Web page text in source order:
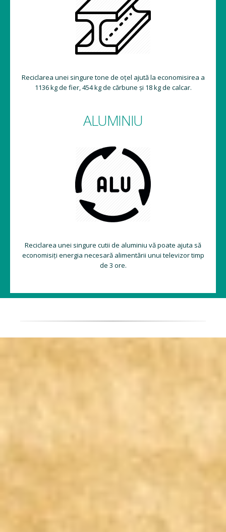
Reciclarea unei singure tone de oțel ajută la economisirea a
1136 kg de fier, 454 kg de cărbune și 18 kg de calcar.
ALUMINIU
Reciclarea unei singure cutii de aluminiu vă poate ajuta să
economisiți energia necesară alimentării unui televizor timp
de 3 ore.